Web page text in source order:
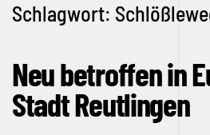
Schlagwort:
Neu betroffen in
Stadt Reutlingen